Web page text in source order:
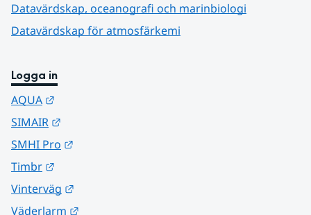
Datavärdskap, oceanografi och marinbiologi
Datavärdskap för atmosfärkemi
Logga in
AQUA
SIMAIR
SMHI Pro
Timbr
Vinterväg
Väderlarm